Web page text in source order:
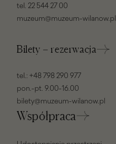
tel. 22 544 27 00
muzeum@muzeum-wilanow.pl
Bilety – rezerwacja
tel.: +48 798 290 977
pon.-pt. 9.00-16.00
bilety@muzeum-wilanow.pl
Współpraca